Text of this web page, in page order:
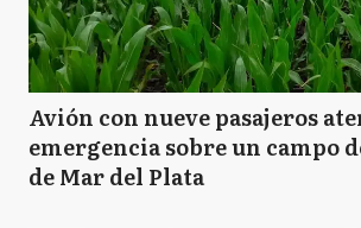
Avión con nueve pasajeros
emergencia sobre un campo
de Mar del Plata